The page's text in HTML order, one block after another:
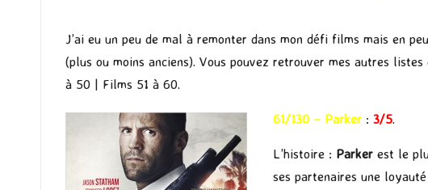
J’ai eu un peu de mal à remonter dans mon défi films mais en
(plus ou moins anciens). Vous pouvez retrouver mes autres
à 50 | Films 51 à 60.
61/130 – Parker : 3/5.
L’histoire : Parker est le
ses partenaires une